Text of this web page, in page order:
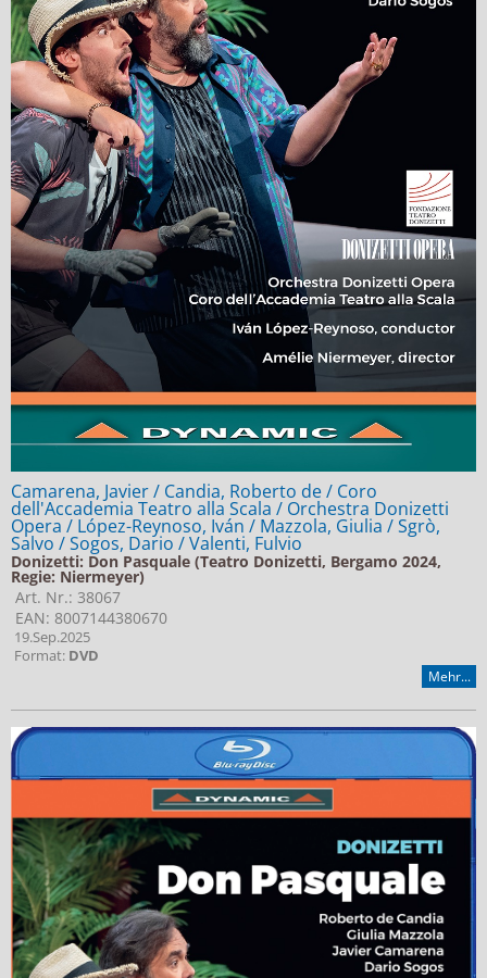
Camarena, Javier / Candia, Roberto de / Coro
dell'Accademia Teatro alla Scala / Orchestra Donizetti
Opera / López-Reynoso, Iván / Mazzola, Giulia / Sgrò,
Salvo / Sogos, Dario / Valenti, Fulvio
Donizetti: Don Pasquale (Teatro Donizetti, Bergamo 2024,
Regie: Niermeyer)
Art. Nr.: 38067
EAN: 8007144380670
19.Sep.2025
Format: DVD
Mehr...